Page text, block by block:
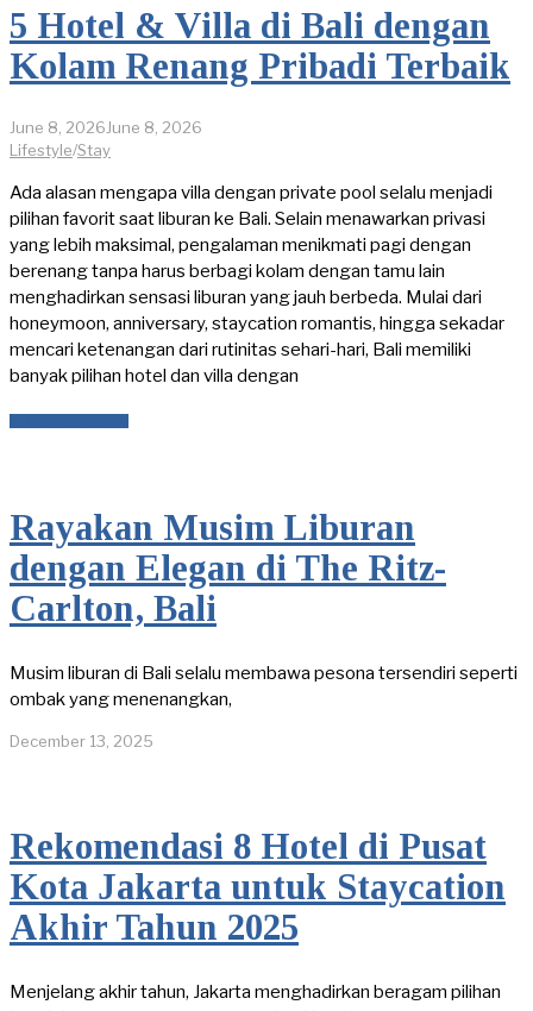
5 Hotel & Villa di Bali dengan
Kolam Renang Pribadi Terbaik
June 8, 2026June 8, 2026
Lifestyle/Stay
Ada alasan mengapa villa dengan private pool selalu menjadi
pilihan favorit saat liburan ke Bali. Selain menawarkan privasi
yang lebih maksimal, pengalaman menikmati pagi dengan
berenang tanpa harus berbagi kolam dengan tamu lain
menghadirkan sensasi liburan yang jauh berbeda. Mulai dari
honeymoon, anniversary, staycation romantis, hingga sekadar
mencari ketenangan dari rutinitas sehari-hari, Bali memiliki
banyak pilihan hotel dan villa dengan
Rayakan Musim Liburan
dengan Elegan di The Ritz-
Carlton, Bali
Musim liburan di Bali selalu membawa pesona tersendiri seperti
ombak yang menenangkan,
December 13, 2025
Rekomendasi 8 Hotel di Pusat
Kota Jakarta untuk Staycation
Akhir Tahun 2025
Menjelang akhir tahun, Jakarta menghadirkan beragam pilihan